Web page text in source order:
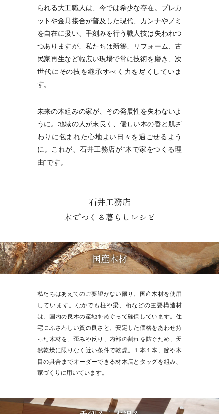
られる大工職人は、今では希少な存在。プレカ
ットや金具接合が普及した現代、カンナやノミ
を自在に扱い、手刻みを行う職人技は失われつ
つありますが、私たちは新築、リフォーム、古
民家再生など幅広い現場で常に技術を磨き、次
世代にその技を継承すべく力を尽くしていま
す。
未来の木組みの家が、その発展性を失わないよ
うに。地域の人が末長く、優しい木の香と肌ざ
わりに包まれた心地よい日々を過ごせるよう
に。これが、石井工務店が“木で家をつくる理
由”です。
石井工務店
木でつくる暮らしレシピ
国産木材
私たちはあえてのご要望がない限り、国産木材を使用
しています。なかでも柱や梁、桁などの主要構造材
は、国内の良木の産地をめぐって確保しています。住
宅にふさわしい質の良さと、安定した価格をあわせ持
った木材を、歪みや反り、内部の割れを防ぐため、天
然乾燥に限りなく近い条件で乾燥。１本１本、節や木
目の具合までオーダーできる材木店とタッグを組み、
家づくりに用いています。